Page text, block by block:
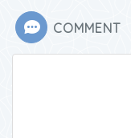
COMMENT